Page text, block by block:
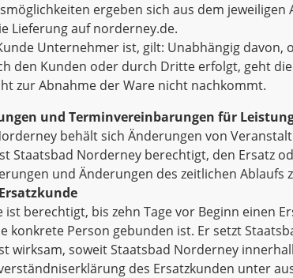
ergeben sich aus dem
Lieferung auf norderney.de.
Unternehmer ist, gilt: Unabhängig davon,
den Kunden oder durch Dritte erfolgt, geht
zur Abnahme der Ware nicht nachkommt.
und Terminvereinbarungen für
behält sich Änderungen von
Staatsbad Norderney berechtigt, den Ersatz
und Änderungen des zeitlichen Ablaufs
ist berechtigt, bis zehn Tage vor Beginn einen
konkrete Person gebunden ist. Er setzt
wirksam, soweit Staatsbad Norderney
des Ersatzkunden unter